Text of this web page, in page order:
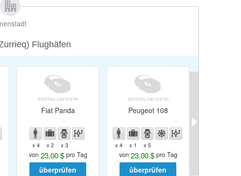
Flughäfen
Fiat Panda
x 4 x 2 x 3
von 23,00 $ pro Tag
überprüfen
Peugeot 108
x 4 x 1 x 5
von 23,00 $ pro Tag
überprüfen